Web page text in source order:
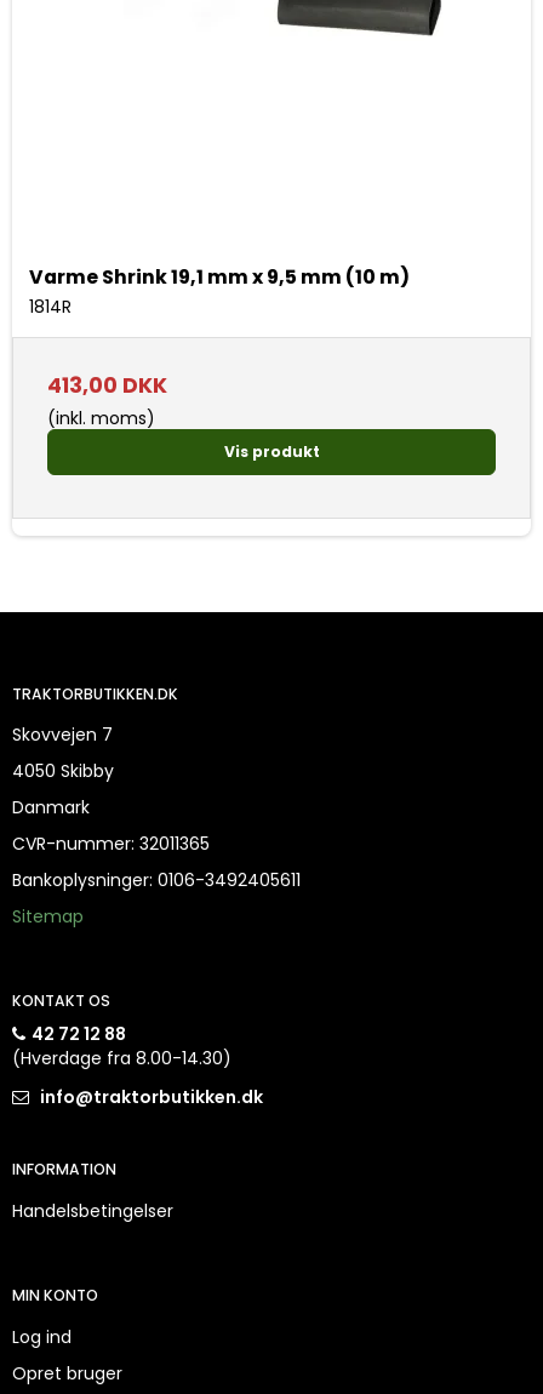
Varme Shrink 19,1 mm x 9,5 mm (10 m)
1814R
413,00 DKK
(inkl. moms)
Vis produkt
TRAKTORBUTIKKEN.DK
Skovvejen 7
4050 Skibby
Danmark
CVR-nummer: 32011365
Bankoplysninger: 0106-3492405611
Sitemap
KONTAKT OS
42 72 12 88
(Hverdage fra 8.00-14.30)
info@traktorbutikken.dk
INFORMATION
Handelsbetingelser
MIN KONTO
Log ind
Opret bruger